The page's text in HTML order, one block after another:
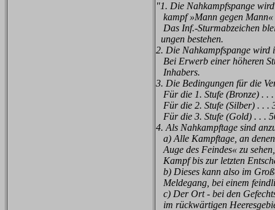
"1. Die Nahkampfspange
kampf»Mann gegen Mann
Das Inf.-Sturmabzeichen
ungen bestehen.
2. Die Nahkampfspange wird
Bei Erwerb einer höheren
Inhabers.
3. Die Bedingungen für die
Für die 1. Stufe (Bronze) . .
Für die 2. Stufe (Silber) . . .
Für die 3. Stufe (Gold) . . .
4. Als Nahkampftage sind
a) Alle Kampftage, an
Auge des Feindes« zu
Kampf bis zur letzten
b) Dieses kann also im
Meldegang, bei einem
c) Der Ort - bei den
im rückwärtigen